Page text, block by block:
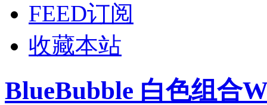
FEED订阅
收藏本站
BlueBubble 白色组合